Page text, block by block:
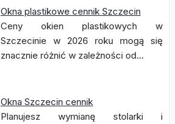
Okna plastikowe cennik Szczecin
Ceny okien plastikowych w
Szczecinie w 2026 roku mogą się
znacznie różnić w zależności od…
Okna Szczecin cennik
Planujesz wymianę stolarki i